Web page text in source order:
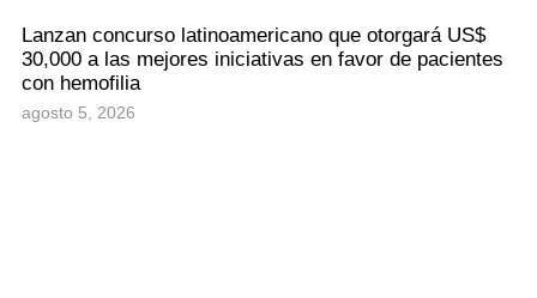
Lanzan concurso latinoamericano que otorgará US$
30,000 a las mejores iniciativas en favor de pacientes
con hemofilia
agosto 5, 2026